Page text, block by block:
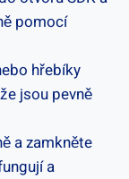
pomocí
hřebíky
jsou pevně
a zamkněte
a